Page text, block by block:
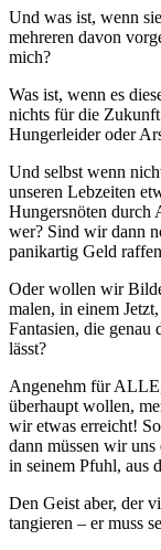
Und was ist, wenn
mehreren davon
mich?
Was ist, wenn es
nichts für die
Hungerleider oder
Und selbst wenn
unseren Lebzeiten
Hungersnöten durch
wer? Sind wir dann
panikartig Geld
Oder wollen wir
malen, in einem
Fantasien, die genau
lässt?
Angenehm für
überhaupt wollen,
wir etwas erreicht!
dann müssen wir uns
in seinem Pfuhl, aus
Den Geist aber, der
tangieren – er muss